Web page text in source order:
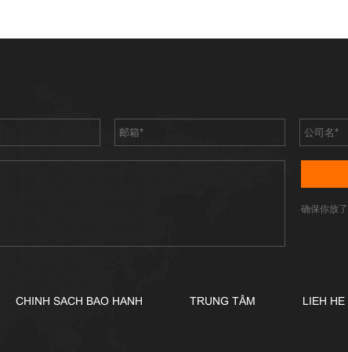
确保你放
CHINH SACH BAO HANH TRUNG TÂM LIEH HE